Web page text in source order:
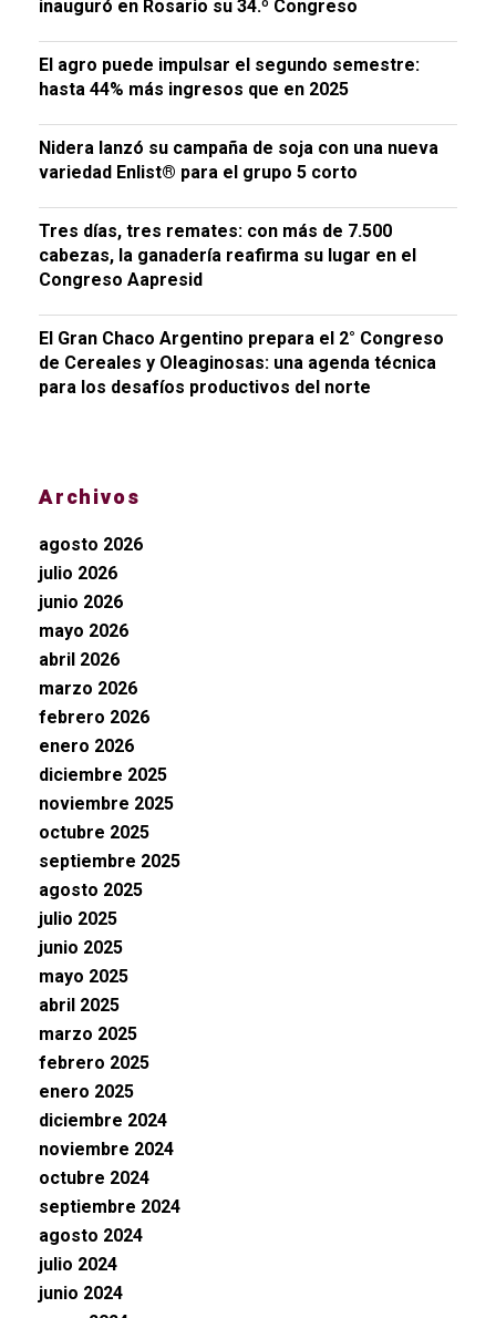
inauguró en Rosario su 34.º Congreso
El agro puede impulsar el segundo semestre:
hasta 44% más ingresos que en 2025
Nidera lanzó su campaña de soja con una nueva
variedad Enlist® para el grupo 5 corto
Tres días, tres remates: con más de 7.500
cabezas, la ganadería reafirma su lugar en el
Congreso Aapresid
El Gran Chaco Argentino prepara el 2° Congreso
de Cereales y Oleaginosas: una agenda técnica
para los desafíos productivos del norte
Archivos
agosto 2026
julio 2026
junio 2026
mayo 2026
abril 2026
marzo 2026
febrero 2026
enero 2026
diciembre 2025
noviembre 2025
octubre 2025
septiembre 2025
agosto 2025
julio 2025
junio 2025
mayo 2025
abril 2025
marzo 2025
febrero 2025
enero 2025
diciembre 2024
noviembre 2024
octubre 2024
septiembre 2024
agosto 2024
julio 2024
junio 2024